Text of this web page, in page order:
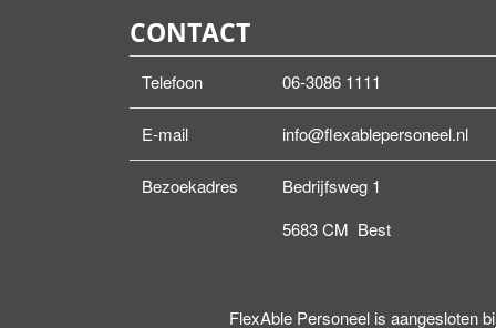
CONTACT
Telefoon 06-3086 1111
E-mail info@flexablepersoneel.nl
Bezoekadres
Bedrijfsweg 1
5683 CM Best
FlexAble Personeel is aangesloten